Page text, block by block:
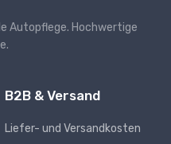
Autopflege. Hochwertige
B2B & Versand
Liefer- und Versandkosten